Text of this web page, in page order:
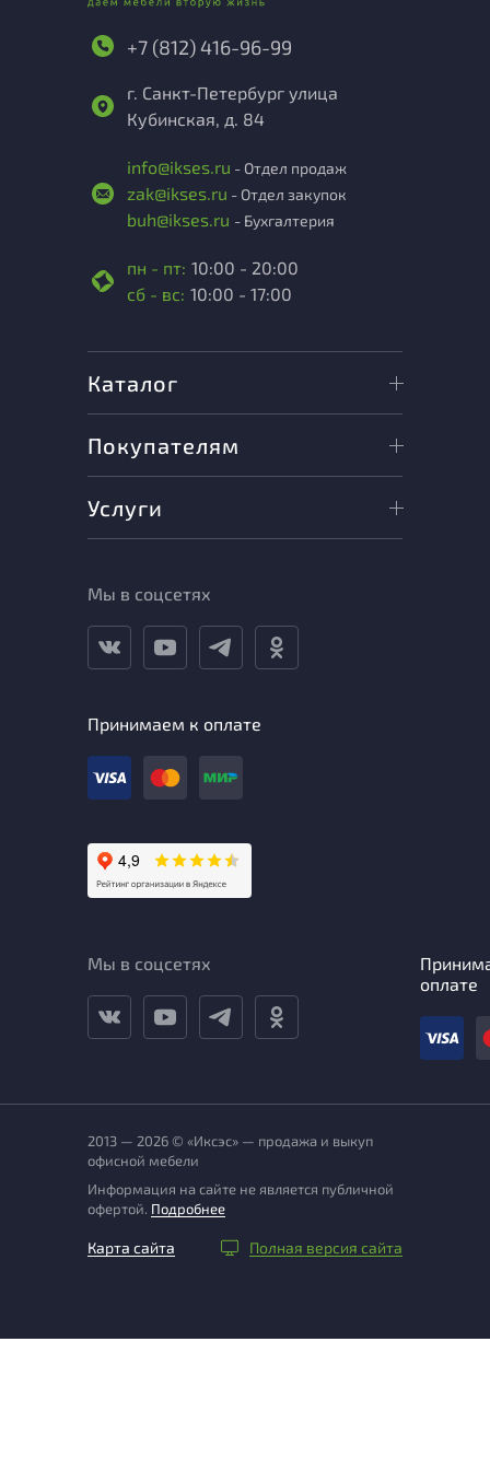
+7 (812) 416-96-99
г. Санкт-Петербург улица
Кубинская, д. 84
info@ikses.ru - Отдел продаж
zak@ikses.ru - Отдел закупок
buh@ikses.ru - Бухгалтерия
пн - пт: 10:00 - 20:00
сб - вс: 10:00 - 17:00
Каталог
Покупателям
Услуги
Мы в соцсетях
Принимаем к оплате
Мы в соцсетях
оплате
2013 — 2026 © «Иксэс» — продажа и выкуп
офисной мебели
Информация на сайте не является публичной
офертой. Подробнее
Карта сайта Полная версия сайта